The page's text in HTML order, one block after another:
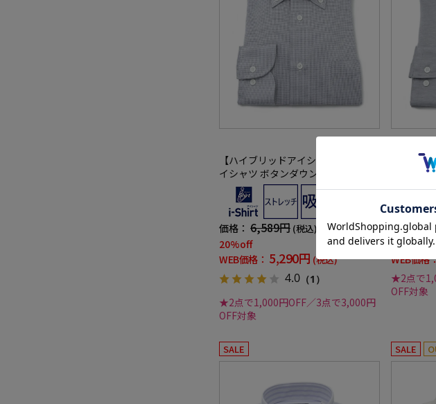
【ハイブリッドアイシャツ】長袖 ワ
イシャツ ボタンダウン 綿混素材 形
態安定 千鳥 i-shirt 通年
価格： 6,589円 (税込)
20%off
WEB価格： 5,290円 (税込)
4.0 （1）
★2点で1,000円OFF／3点で3,000円
OFF対象
【ハイ
イシャツ
態安定
価格：
20%off
WEB価格
★2点で
OFF対象
SALE SALE